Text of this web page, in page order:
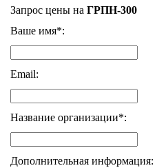
Запрос цены на ГРПН-300
Ваше имя*:
Email:
Название организации*:
Дополнительная информация: